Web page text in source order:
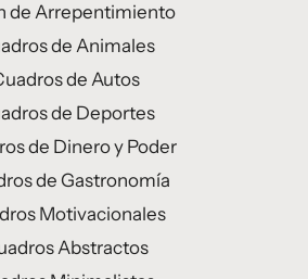
de Arrepentimiento
de Animales
de Autos
de Deportes
de Dinero y Poder
de Gastronomía
Motivacionales
Abstractos